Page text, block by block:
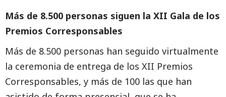
Más de 8.500 personas siguen la XII Gala de los
Premios Corresponsables
Más de 8.500 personas han seguido virtualmente
la ceremonia de entrega de los XII Premios
Corresponsables, y más de 100 las que han